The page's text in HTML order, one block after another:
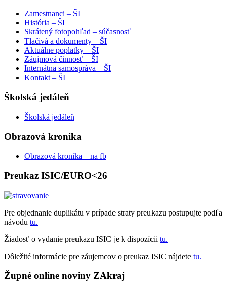
Zamestnanci – ŠI
História – ŠI
Skrátený fotopohľad – súčasnosť
Tlačivá a dokumenty – ŠI
Aktuálne poplatky – ŠI
Záujmová činnosť – ŠI
Internátna samospráva – ŠI
Kontakt – ŠI
Školská jedáleň
Školská jedáleň
Obrazová kronika
Obrazová kronika – na fb
Preukaz ISIC/EURO<26
Pre objednanie duplikátu v prípade straty preukazu postupujte podľa
návodu tu.
Žiadosť o vydanie preukazu ISIC je k dispozícii tu.
Dôležité informácie pre záujemcov o preukaz ISIC nájdete tu.
Župné online noviny ZAkraj